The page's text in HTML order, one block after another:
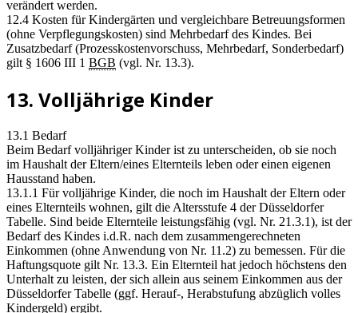
verändert werden.
12.4 Kosten für Kindergärten und vergleichbare Betreuungsformen
(ohne Verpflegungskosten) sind Mehrbedarf des Kindes. Bei
Zusatzbedarf (Prozesskostenvorschuss, Mehrbedarf, Sonderbedarf)
gilt § 1606 III 1 BGB (vgl. Nr. 13.3).
13. Volljährige Kinder
13.1 Bedarf
Beim Bedarf volljähriger Kinder ist zu unterscheiden, ob sie noch
im Haushalt der Eltern/eines Elternteils leben oder einen eigenen
Hausstand haben.
13.1.1 Für volljährige Kinder, die noch im Haushalt der Eltern oder
eines Elternteils wohnen, gilt die Altersstufe 4 der Düsseldorfer
Tabelle. Sind beide Elternteile leistungsfähig (vgl. Nr. 21.3.1), ist der
Bedarf des Kindes i.d.R. nach dem zusammengerechneten
Einkommen (ohne Anwendung von Nr. 11.2) zu bemessen. Für die
Haftungsquote gilt Nr. 13.3. Ein Elternteil hat jedoch höchstens den
Unterhalt zu leisten, der sich allein aus seinem Einkommen aus der
Düsseldorfer Tabelle (ggf. Herauf-, Herabstufung abzüglich volles
Kindergeld) ergibt.